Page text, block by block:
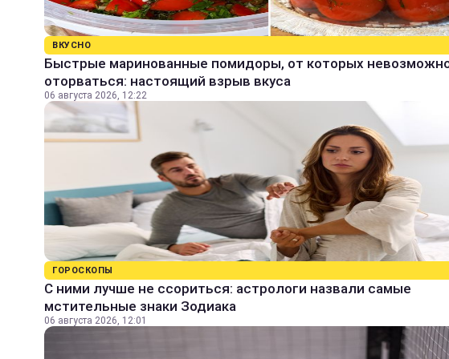
ВКУСНО
Быстрые маринованные помидоры, от которых
оторваться: настоящий взрыв вкуса
06 августа 2026, 12:22
ГОРОСКОПЫ
С ними лучше не ссориться: астрологи назвали самые
мстительные знаки Зодиака
06 августа 2026, 12:01